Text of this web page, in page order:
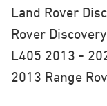
Land Rover
Rover
L405 2013 -
2013 Range